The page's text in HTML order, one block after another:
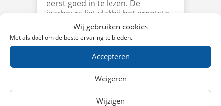
Wij gebruiken cookies
Met als doel om de beste ervaring te bieden.
Accepteren
Weigeren
Wijzigen
eerst goed in te lezen. De
jaarbeurs ligt vlakbij het grootste
treinen knooppunt van
Nederland, waardoor de grote
hallen in Utrecht eenvoudig te
bereiken zijn. Wanneer u met de…